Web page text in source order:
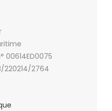
00614ED0075
220214/2764